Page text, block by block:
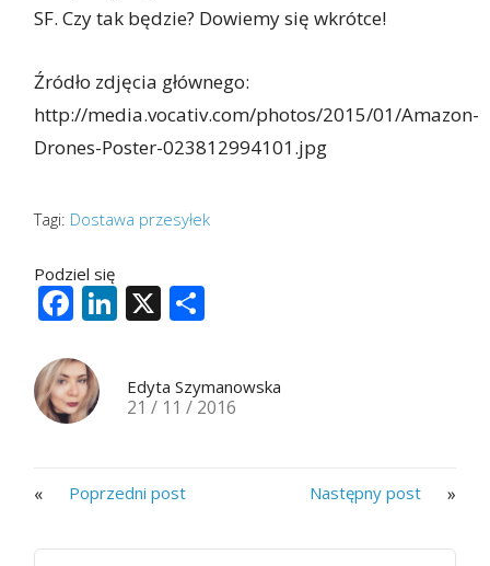
SF. Czy tak będzie? Dowiemy się wkrótce!
Źródło zdjęcia głównego:
http://media.vocativ.com/photos/2015/01/Amazon-
Drones-Poster-023812994101.jpg
Tagi: Dostawa przesyłek
Podziel się
Facebook
LinkedIn
X
Edyta Szymanowska
21 / 11 / 2016
Poprzedni post
« Następny post »